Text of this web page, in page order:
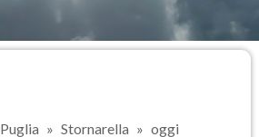
Puglia Stornarella oggi